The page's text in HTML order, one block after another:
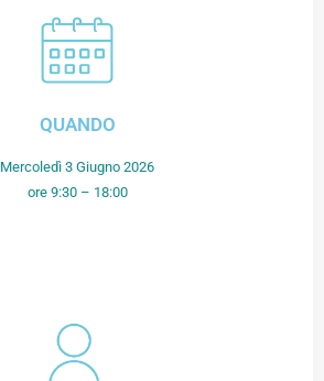
QUANDO
Mercoledì 3 Giugno 2026
ore 9:30 – 18:00